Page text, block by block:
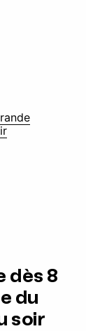
dès 8
du
soir